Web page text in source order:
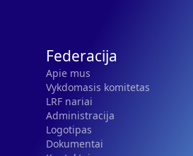
Federacija
Apie mus
Vykdomasis komitetas
LRF nariai
Administracija
Logotipas
Dokumentai